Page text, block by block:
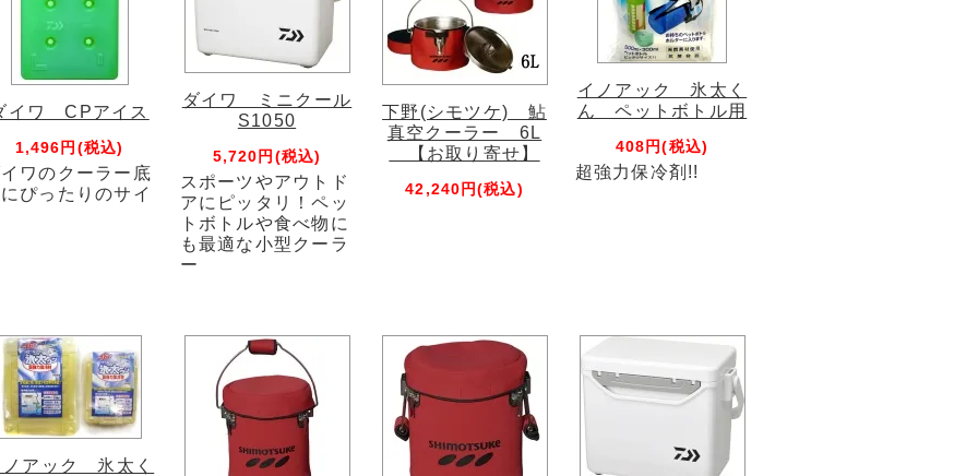
イワ CPアイス
1,496円(税込)
ワのクーラー底
ぴったりのサイ
ダイワ ミニクール
S1050
5,720円(税込)
スポーツやアウトド
アにピッタリ！ペッ
トボトルや食べ物に
も最適な小型クーラ
ー
下野(シモツケ) 鮎
真空クーラー 6L
【お取り寄せ】
42,240円(税込)
イノアック 氷太く
ん ペットボトル用
408円(税込)
超強力保冷剤!!
ノアック 氷太く